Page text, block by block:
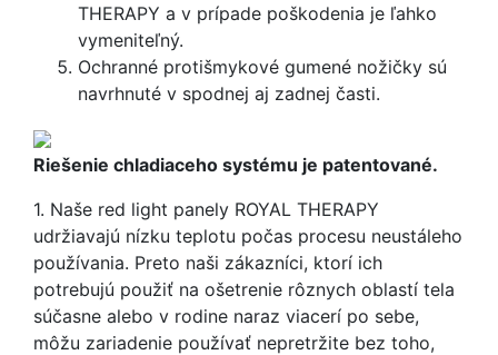
THERAPY a v prípade poškodenia je ľahko
vymeniteľný.
Ochranné protišmykové gumené nožičky sú
navrhnuté v spodnej aj zadnej časti.
Riešenie chladiaceho systému je patentované.
1. Naše red light panely ROYAL THERAPY
udržiavajú nízku teplotu počas procesu neustáleho
používania. Preto naši zákazníci, ktorí ich
potrebujú použiť na ošetrenie rôznych oblastí tela
súčasne alebo v rodine naraz viacerí po sebe,
môžu zariadenie používať nepretržite bez toho,